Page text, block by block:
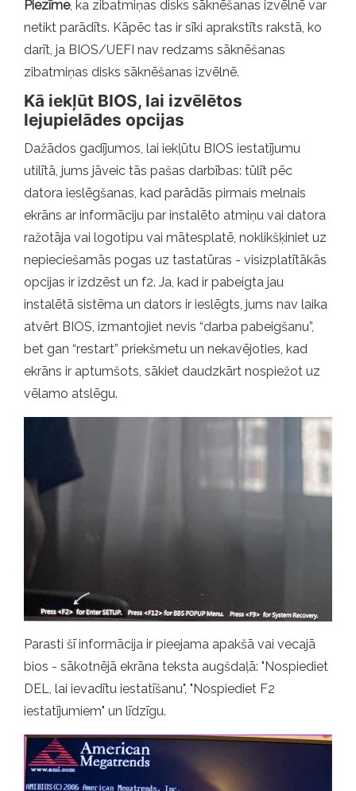
Piezīme, ka zibatmiņas disks sāknēšanas izvēlnē var
netikt parādīts. Kāpēc tas ir sīki aprakstīts rakstā, ko
darīt, ja BIOS/UEFI nav redzams sāknēšanas
zibatmiņas disks sāknēšanas izvēlnē.
Kā iekļūt BIOS, lai izvēlētos
lejupielādes opcijas
Dažādos gadījumos, lai iekļūtu BIOS iestatījumu
utilītā, jums jāveic tās pašas darbības: tūlīt pēc
datora ieslēgšanas, kad parādās pirmais melnais
ekrāns ar informāciju par instalēto atmiņu vai datora
ražotāja vai logotipu vai mātesplatē, noklikšķiniet uz
nepieciešamās pogas uz tastatūras - visizplatītākās
opcijas ir izdzēst un f2. Ja, kad ir pabeigta jau
instalētā sistēma un dators ir ieslēgts, jums nav laika
atvērt BIOS, izmantojiet nevis “darba pabeigšanu”,
bet gan “restart” priekšmetu un nekavējoties, kad
ekrāns ir aptumšots, sākiet daudzkārt nospiežot uz
vēlamo atslēgu.
Parasti šī informācija ir pieejama apakšā vai vecajā
bios - sākotnējā ekrāna teksta augšdaļā: "Nospiediet
DEL, lai ievadītu iestatīšanu", "Nospiediet F2
iestatījumiem" un līdzīgu.